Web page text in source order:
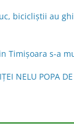
bicicliștii au
Timişoara s-a
NELU POPA